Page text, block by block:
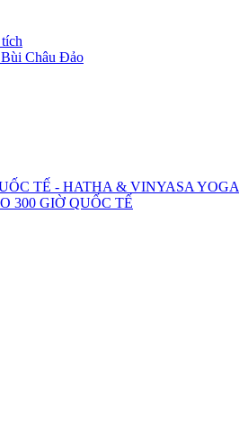
Châu Đảo
TẾ - HATHA & VINYASA YOGA
300 GIỜ QUỐC TẾ